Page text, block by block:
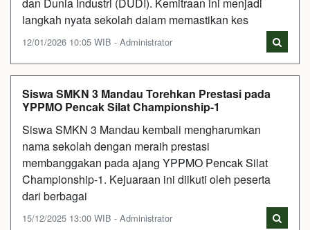
langkah nyata sekolah dalam memastikan kes
12/01/2026 10:05 WIB - Administrator
Siswa SMKN 3 Mandau Torehkan Prestasi pada
YPPMO Pencak Silat Championship-1
Siswa SMKN 3 Mandau kembali mengharumkan
nama sekolah dengan meraih prestasi
membanggakan pada ajang YPPMO Pencak Silat
Championship-1. Kejuaraan ini diikuti oleh peserta
dari berbagai
15/12/2025 13:00 WIB - Administrator